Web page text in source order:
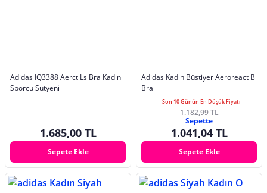
Adidas IQ3388 Aerct Ls Bra Kadın
Sporcu Sütyeni
1.685,00 TL
Sepete Ekle
Adidas Kadın Büstiyer Aeroreact Bl
Bra
Son 10 Günün En Düşük Fiyatı
1.182,99 TL
Sepette
1.041,04 TL
Sepete Ekle